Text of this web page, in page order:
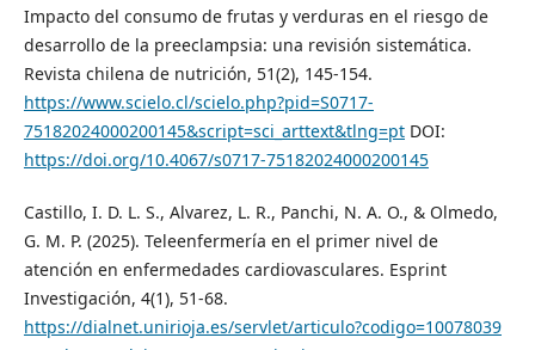
Impacto del consumo de frutas y verduras en el riesgo de
desarrollo de la preeclampsia: una revisión sistemática.
Revista chilena de nutrición, 51(2), 145-154.
https://www.scielo.cl/scielo.php?pid=S0717-
75182024000200145&script=sci_arttext&tlng=ptDOI:
https://doi.org/10.4067/s0717-75182024000200145
Castillo, I. D. L. S., Alvarez, L. R., Panchi, N. A. O., & Olmedo,
G. M. P. (2025). Teleenfermería en el primer nivel de
atención en enfermedades cardiovasculares. Esprint
Investigación, 4(1), 51-68.
https://dialnet.unirioja.es/servlet/articulo?codigo=10078039